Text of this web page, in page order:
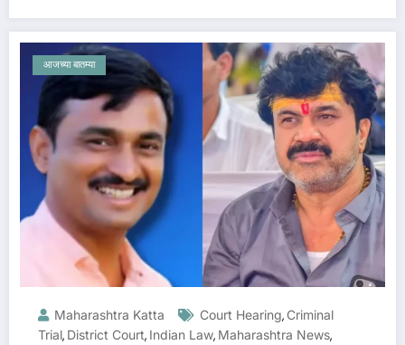
आजच्या बातम्या
Maharashtra Katta Court Hearing, Criminal
Trial, District Court, Indian Law, Maharashtra News,